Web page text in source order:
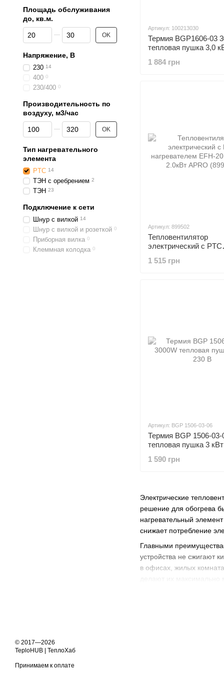
Электрические
решение для обогрева
нагревательный
снижает потребление
Главными
устройства не сжигают
в офисах, жилых
Артикул: 100213030
Термия BGP1606-03
тепловая пушка 3,0
1 884 грн
Артикул: 899502
Тепловентилятор
электрический с PTC
2.0кВт APRO (899502)
1 515 грн
Артикул: BGP 1506-03-06
Термия BGP 1506-03-
тепловая пушка 3
1 590 грн
Площадь обслуживания
до, кв.м.
От Площадь обслуживания до, кв.м.
До Площадь обслуживания до, кв.м.
OK
Напряжение, В
230 14
400 0
230/400 0
Производительность по
воздуху, м3/час
От Производительность по воздуху, м3/час
До Производительность по воздуху, м3/час
OK
Тип нагревательного
элемента
PTC 14
ТЭН с оребрением 2
ТЭН 23
Подключение к сети
Шнур с вилкой 14
Шнур с вилкой и розеткой 0
Приборная вилка 0
Клеммная колодка 0
© 2017—2026
TeploHUB | ТеплоХаб
Принимаем к оплате